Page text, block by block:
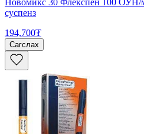
суспенз
194,700₮
Сагслах